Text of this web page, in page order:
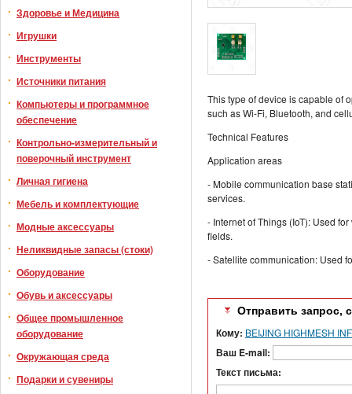
Здоровье и Медицина
Игрушки
Инструменты
Источники питания
Компьютеры и программное
обеспечение
Контрольно-измерительный и
поверочный инструмент
Личная гигиена
Мебель и комплектующие
Модные аксессуары
Неликвидные запасы (стоки)
Оборудование
Обувь и аксессуары
Общее промышленное
оборудование
Окружающая среда
Подарки и сувениры
This type of device is capable of
such as Wi-Fi, Bluetooth, and
Technical Features
Application areas
- Mobile communication base
services.
- Internet of Things (IoT): Used
fields.
- Satellite communication: Used
Отправить запрос,
Кому: BEIJING HIGHMESH
Ваш E-mail:
Текст письма: